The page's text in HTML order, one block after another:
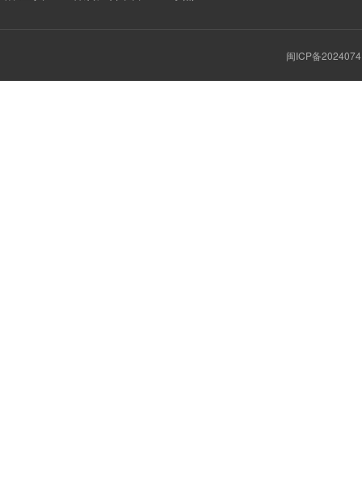
闽ICP备